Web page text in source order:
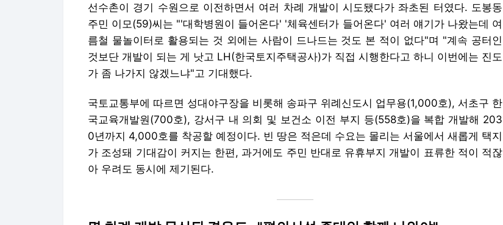
선수촌이 경기 수원으로 이전하면서 여러 차례 개발이 시도됐다가 좌초된 터였다. 도봉동
주민 이모(59)씨는 "'대학병원이 들어온다' '체육센터가 들어온다' 여러 얘기가 나왔는데 여
름철 물놀이터로 활용되는 것 외에는 사람이 드나드는 것도 본 적이 없다"며 "계속 공터인
것보단 개발이 되는 게 낫고 LH(한국토지주택공사)가 직접 시행한다고 하니 이번에는 진도
가 좀 나가지 않겠느냐"고 기대했다.
국토교통부에 따르면 성대야구장을 비롯해 송파구 위례신도시 업무용(1,000호), 서초구 한
국교육개발원(700호), 강서구 내 의회 및 보건소 이전 부지 등(558호)을 복합 개발해 203
0년까지 4,000호를 착공할 예정이다. 빈 땅은 적은데 수요는 몰리는 서울에서 새롭게 택지
가 조성돼 기대감이 커지는 한편, 과거에도 주민 반대로 유휴부지 개발이 표류한 적이 적잖
아 우려도 동시에 제기된다.